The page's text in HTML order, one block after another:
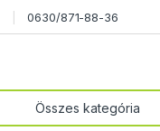
0630/871-88-36